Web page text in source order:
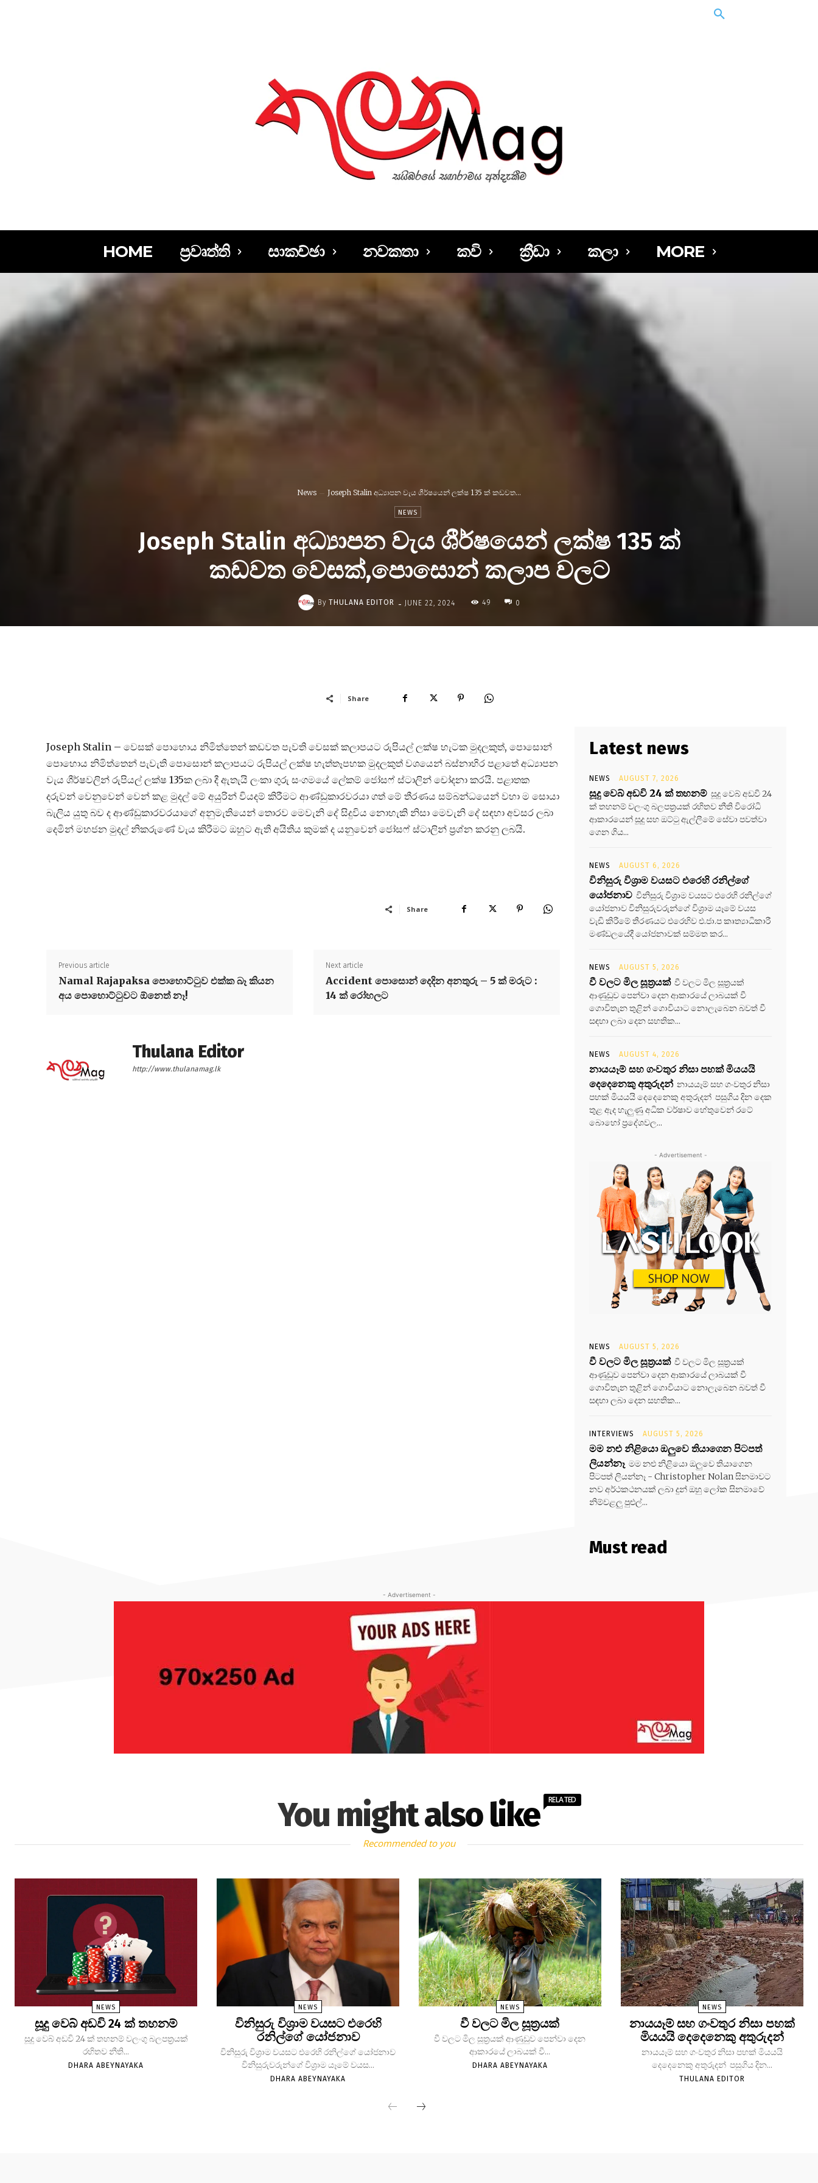
HOME ප්‍රවෘත්ති සාකච්ඡා නවකතා කවි ක්‍රීඩා කලා MORE
News Joseph Stalin අධ්‍යාපන වැය ශීර්ෂයෙන් ලක්ෂ 135 ක් කඩවත...
NEWS
Joseph Stalin අධ්‍යාපන වැය ශීර්ෂයෙන් ලක්ෂ 135 ක්
කඩවත වෙසක්,පොසොන් කලාප වලට
By THULANA EDITOR - JUNE 22, 2024 49 0
Share
Joseph Stalin – වෙසක් පොහොය නිමිත්තෙන් කඩවත පැවති වෙසක් කලාපයට රුපියල් ලක්ෂ හැටක මුදලකුත්, පොසොන්
පොහොය නිමිත්තෙන් පැවැති පොසොන් කලාපයට රුපියල් ලක්ෂ හැත්තෑපහක මුදලකුත් වශයෙන් බස්නාහිර පළාතේ අධ්‍යාපන
වැය ශීර්ෂවලින් රුපියල් ලක්ෂ 135ක ලබා දී ඇතැයි ලංකා ගුරු සංගමයේ ලේකම් ජෝසෆ් ස්ටාලින් චෝදනා කරයි. පළාතක
දරුවන් වෙනුවෙන් වෙන් කළ මුදල් මේ අයුරින් වියදම් කිරීමට ආණ්ඩුකාරවරයා ගත් මේ තීරණය සම්බන්ධයෙන් වහා ම සොයා
බැලිය යුතු බව ද ආණ්ඩුකාරවරයාගේ අනුමැතියෙන් තොරව මෙවැනි දේ සිදුවිය නොහැකි නිසා මෙවැනි දේ සඳහා අවසර ලබා
දෙමින් මහජන මුදල් නිකරුණේ වැය කිරීමට ඔහුට ඇති අයිතිය කුමක් ද යනුවෙන් ජෝසෆ් ස්ටාලින් ප්‍රශ්න කරනු ලබයි.
Share
Previous article
Namal Rajapaksa පොහොට්ටුව එක්ක බෑ කියන
අය පොහොට්ටුවට ඕනෙත් නෑ!
Next article
Accident පොසොන් දෙදින අනතුරු – 5 ක් මරුට :
14 ක් රෝහලට
Thulana Editor
http://www.thulanamag.lk
Latest news
NEWS AUGUST 7, 2026
සූදු වෙබ් අඩවි 24 ක් තහනම් සූදු වෙබ් අඩවි 24
ක් තහනම් වලංගු බලපත්‍රයක් රහිතව නීති විරෝධි
ආකාරයෙන් සූදු සහ ඔට්ටු ඇල්ලීමේ සේවා පවත්වා
ගෙන ගිය...
NEWS AUGUST 6, 2026
විනිසුරු විශ්‍රාම වයසට එරෙහි රනිල්ගේ
යෝජනාව විනිසුරු විශ්‍රාම වයසට එරෙහි රනිල්ගේ
යෝජනාව විනිසුරුවරුන්ගේ විශ්‍රාම යෑමේ වයස
වැඩි කිරීමේ තීරණයට එරෙහිව එ.ජා.ප කෘත්‍යාධිකාරී
මණ්ඩලයේදී යෝජනාවක් සම්මත කර...
NEWS AUGUST 5, 2026
වී වලට මිල සූත්‍රයක් වී වලට මිල සූත්‍රයක්
ආණුඩුව පෙන්වා දෙන ආකාරයේ ලාබයක් වී
ගොවිතැන තුළින් ගොවියාට නොලැබෙන බවත් වී
සඳහා ලබා දෙන සහතික...
NEWS AUGUST 4, 2026
නායයෑම් සහ ගංවතුර නිසා පහක් මියයයි
දෙදෙනෙකු අතුරුදන් නායයෑම් සහ ගංවතුර නිසා
පහක් මියයයි දෙදෙනෙකු අතුරුදන් පසුගිය දින දෙක
තුළ ඇද හැලුණු අධික වර්ෂාව හේතුවෙන් රටේ
බොහෝ ප්‍රදේශවල...
- Advertisement -
NEWS AUGUST 5, 2026
වී වලට මිල සූත්‍රයක් වී වලට මිල සූත්‍රයක්
ආණුඩුව පෙන්වා දෙන ආකාරයේ ලාබයක් වී
ගොවිතැන තුළින් ගොවියාට නොලැබෙන බවත් වී
සඳහා ලබා දෙන සහතික...
INTERVIEWS AUGUST 5, 2026
මම නළු නිළියො ඔලුවෙ තියාගෙන පිටපත්
ලියන්නෑ මම නළු නිළියො ඔලුවෙ තියාගෙන
පිටපත් ලියන්නෑ - Christopher Nolan සිනමාවට
නව අර්ථකථනයක් ලබා දුන් ඔහු ලෝක සිනමාවේ
නිම්වළලු පුළුල්...
Must read
- Advertisement -
You might also like RELATED
Recommended to you
NEWS
සූදු වෙබ් අඩවි 24 ක් තහනම්
සූදු වෙබ් අඩවි 24 ක් තහනම් වලංගු බලපත්‍රයක්
රහිතව නීති...
DHARA ABEYNAYAKA
NEWS
විනිසුරු විශ්‍රාම වයසට එරෙහි
රනිල්ගේ යෝජනාව
විනිසුරු විශ්‍රාම වයසට එරෙහි රනිල්ගේ යෝජනාව
විනිසුරුවරුන්ගේ විශ්‍රාම යෑමේ වයස...
DHARA ABEYNAYAKA
NEWS
වී වලට මිල සූත්‍රයක්
වී වලට මිල සූත්‍රයක් ආණුඩුව පෙන්වා දෙන
ආකාරයේ ලාබයක් වී...
DHARA ABEYNAYAKA
NEWS
නායයෑම් සහ ගංවතුර නිසා පහක්
මියයයි දෙදෙනෙකු අතුරුදන්
නායයෑම් සහ ගංවතුර නිසා පහක් මියයයි
දෙදෙනෙකු අතුරුදන් පසුගිය දින...
THULANA EDITOR